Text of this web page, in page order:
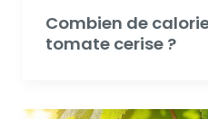
Combien de
tomate cerise ?